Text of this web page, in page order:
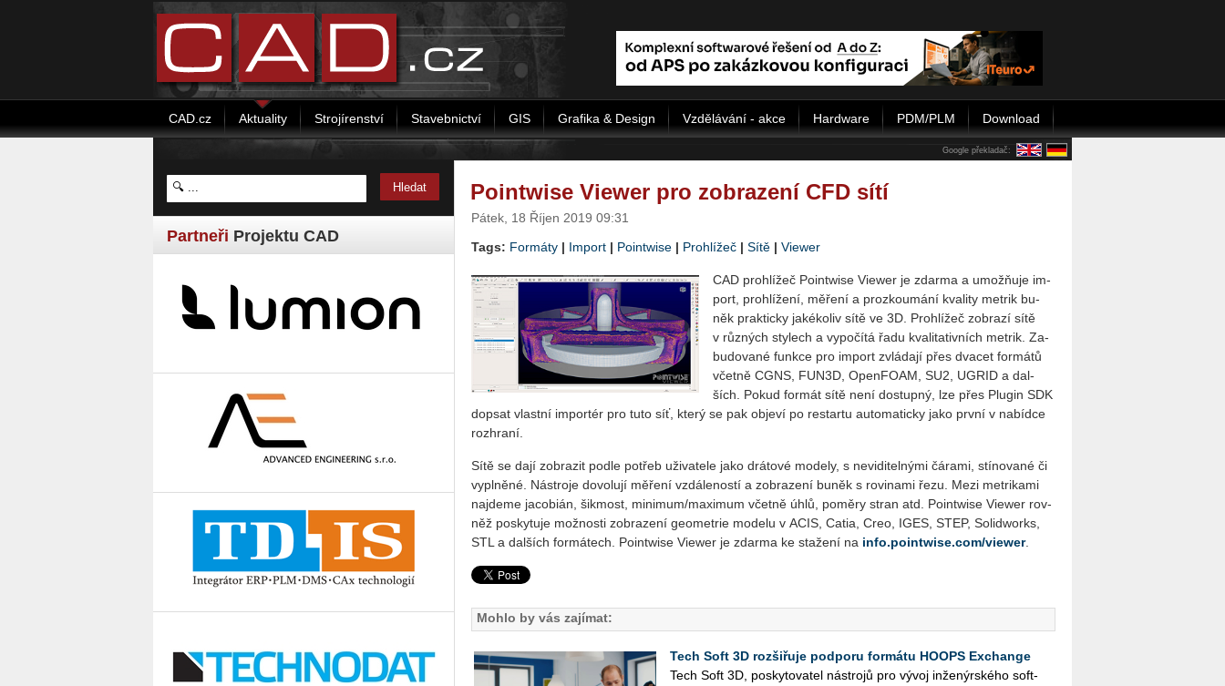
CAD.cz Aktuality Strojírenství Stavebnictví GIS Grafika & Design Vzdělávání - akce Hardware PDM/PLM Download
Google překladač:
Partneři Projektu CAD
Pointwise Viewer pro zobrazení CFD sítí
Pátek, 18 Říjen 2019 09:31
Tags: Formáty | Import | Pointwise | Prohlížeč | Sítě | Viewer
CAD pro­hlí­žeč Poin­twi­se Vie­wer je zdar­ma a umo­ž­ňu­je im­
port, pro­hlí­že­ní, mě­ře­ní a pro­zkou­má­ní kva­li­ty me­t­rik bu­
něk prak­tic­ky ja­ké­ko­liv sí­tě ve 3D. Pro­hlí­žeč zob­ra­zí sí­tě
v růz­ných sty­lech a vy­po­čí­tá řadu kva­li­ta­tiv­ních me­t­rik. Za­
bu­do­va­né funk­ce pro im­port zvlá­da­jí přes dva­cet for­má­tů
včet­ně CGNS, FUN3D, Open­FO­AM, SU2, UGRID a dal­
ších. Po­kud for­mát sí­tě ne­ní do­stup­ný, lze přes Plu­gin SDK
do­psat vlast­ní im­por­tér pro tu­to síť, kte­rý se pak ob­je­ví po re­star­tu au­to­ma­tic­ky jako prv­ní v na­bíd­ce
roz­hra­ní.
Sí­tě se da­jí zob­ra­zit po­dle po­třeb uži­va­te­le ja­ko drá­to­vé mo­de­ly, s neviditelnými čárami, stí­no­va­né či
vy­pl­ně­né. Ná­stro­je do­vo­lu­jí mě­ře­ní vzdá­le­nos­tí a zob­ra­ze­ní bu­něk s ro­vi­na­mi ře­zu. Me­zi me­t­ri­ka­mi
na­jde­me ja­co­bi­án, šik­most, mi­ni­mum/ma­xi­mum včet­ně úhlů, po­mě­ry stran atd. Poin­twi­se Vie­wer rov­
něž po­sky­tu­je mož­nos­ti zob­ra­ze­ní ge­o­me­t­rie mo­de­lu v ACIS, Catia, Creo, IGES, STEP, So­li­dworks,
STL a dal­ších for­má­tech. Poin­twi­se Vie­wer je zdar­ma ke sta­že­ní na info.pointwise.com/viewer.
Mohlo by vás zajímat:
Tech Soft 3D rozšiřuje podporu formátu HOOPS Exchange
Tech Soft 3D, po­sky­to­va­tel ná­stro­jů pro vývoj in­že­nýr­ské­ho soft­